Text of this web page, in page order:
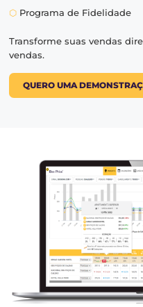
MAIS
Maior
diretas.
Conjunto de soluções
diretas, atraindo e
⬡Website